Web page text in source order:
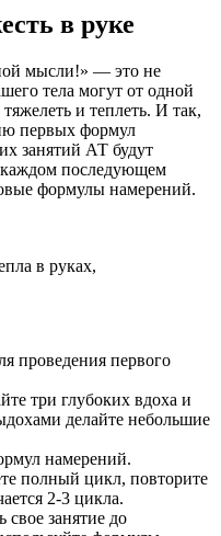
в руке
мысли!» — это не
тела могут от одной
и теплеть. И так,
первых формул
занятий АТ будут
каждом последующем
формулы намерений.
в руках,
проведения первого
три глубоких вдоха и
делайте небольшие
намерений.
полный цикл, повторите
2-3 цикла.
свое занятие до